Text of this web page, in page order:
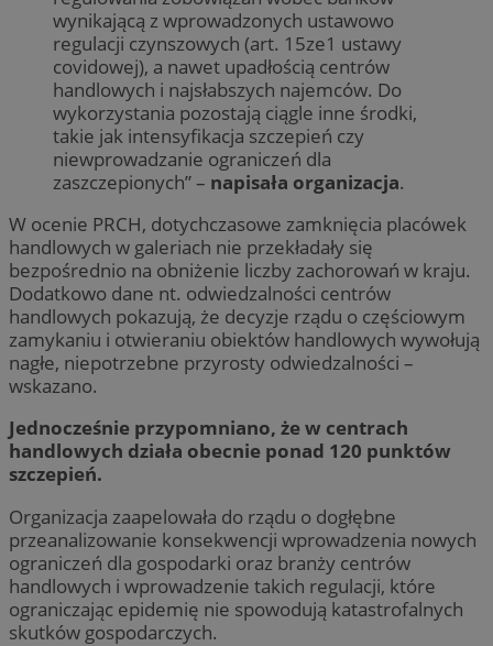
wynikającą z wprowadzonych ustawowo
regulacji czynszowych (art. 15ze1 ustawy
covidowej), a nawet upadłością centrów
handlowych i najsłabszych najemców. Do
wykorzystania pozostają ciągle inne środki,
takie jak intensyfikacja szczepień czy
niewprowadzanie ograniczeń dla
zaszczepionych” – napisała organizacja.
W ocenie PRCH, dotychczasowe zamknięcia placówek
handlowych w galeriach nie przekładały się
bezpośrednio na obniżenie liczby zachorowań w kraju.
Dodatkowo dane nt. odwiedzalności centrów
handlowych pokazują, że decyzje rządu o częściowym
zamykaniu i otwieraniu obiektów handlowych wywołują
nagłe, niepotrzebne przyrosty odwiedzalności –
wskazano.
Jednocześnie przypomniano, że w centrach
handlowych działa obecnie ponad 120 punktów
szczepień.
Organizacja zaapelowała do rządu o dogłębne
przeanalizowanie konsekwencji wprowadzenia nowych
ograniczeń dla gospodarki oraz branży centrów
handlowych i wprowadzenie takich regulacji, które
ograniczając epidemię nie spowodują katastrofalnych
skutków gospodarczych.